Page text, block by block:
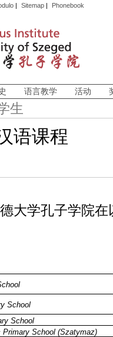
| Sitemap| Phonebook
语言教学 活动
生
语课程
大学孔子学院
School
School
School (Szatymaz)